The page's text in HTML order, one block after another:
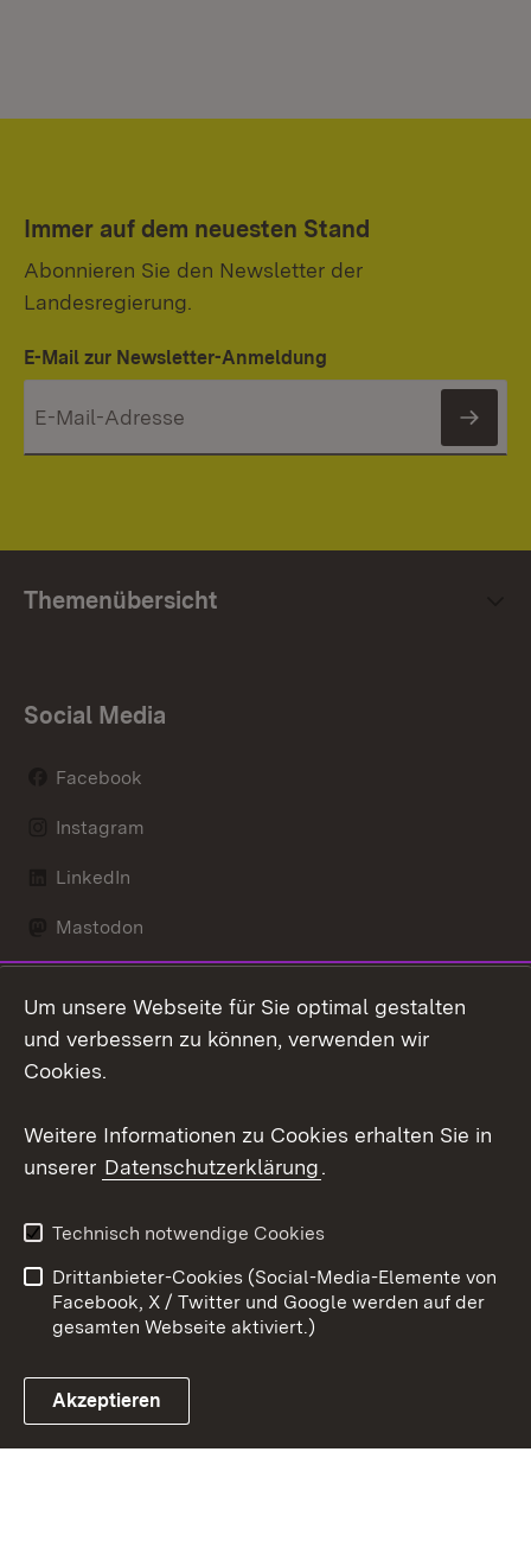
Immer auf dem neuesten Stand
Abonnieren Sie den Newsletter der
Landesregierung.
E-Mail zur Newsletter-Anmeldung
Themenübersicht
Social Media
Facebook
Instagram
LinkedIn
Mastodon
X / Twitter
Youtube
Link zum Landesportal
Kontakt
Datenschutz
Barrierefreiheit
Impressum Cookies
Um unsere Webseite für Sie optimal gestalten
und verbessern zu können, verwenden wir
Cookies.
Weitere Informationen zu Cookies erhalten Sie in
unserer Datenschutzerklärung.
Technisch notwendige Cookies
Drittanbieter-Cookies (Social-Media-Elemente von
Facebook, X / Twitter und Google werden auf der
gesamten Webseite aktiviert.)
Akzeptieren